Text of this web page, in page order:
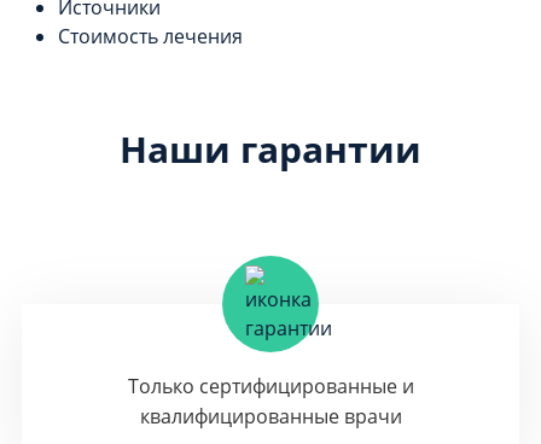
Источники
Стоимость лечения
Наши гарантии
Только сертифицированные и
квалифицированные врачи